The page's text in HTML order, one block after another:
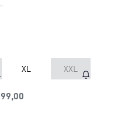
XL XXL